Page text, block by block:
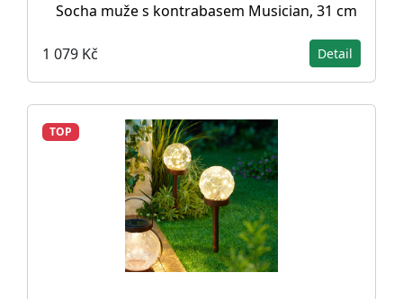
Socha muže s kontrabasem Musician, 31 cm
1 079 Kč Detail
TOP